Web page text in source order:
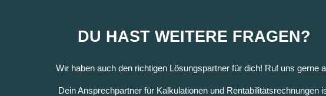
DU HAST WEITERE FRAGEN?
Wir haben auch den richtigen Lösungspartner für dich! Ruf uns gerne
Dein Ansprechpartner für Kalkulationen und Rentabilitätsrechnungen